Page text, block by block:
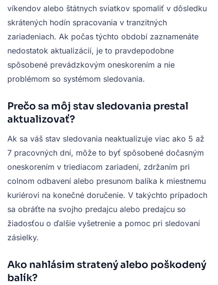
víkendov alebo štátnych sviatkov spomaliť v dôsledku
skrátených hodín spracovania v tranzitných
zariadeniach. Ak počas týchto období zaznamenáte
nedostatok aktualizácií, je to pravdepodobne
spôsobené prevádzkovým oneskorením a nie
problémom so systémom sledovania.
Prečo sa môj stav sledovania prestal
aktualizovať?
Ak sa váš stav sledovania neaktualizuje viac ako 5 až
7 pracovných dní, môže to byť spôsobené dočasným
oneskorením v triediacom zariadení, zdržaním pri
colnom odbavení alebo presunom balíka k miestnemu
kuriérovi na konečné doručenie. V takýchto prípadoch
sa obráťte na svojho predajcu alebo predajcu so
žiadosťou o ďalšie vyšetrenie a pomoc pri sledovaní
zásielky.
Ako nahlásim stratený alebo poškodený
balík?